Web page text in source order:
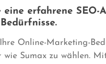
eine erfahrene
Online-Marketing-
wie Sumax zu wählen.